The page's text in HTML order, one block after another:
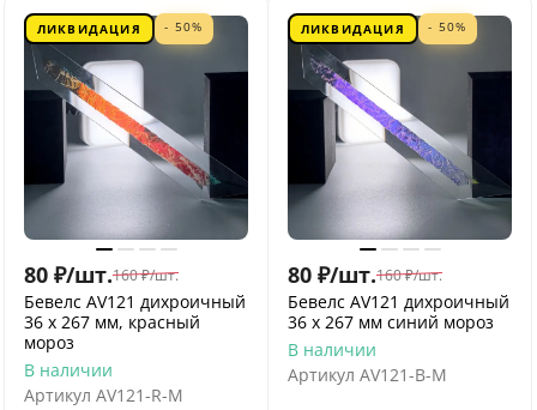
ЛИКВИДАЦИЯ - 50%
80 ₽/шт.160 ₽/шт.
Бевелс AV121 дихроичный
36 х 267 мм, красный
мороз
В наличии
Артикул AV121-R-M
ЛИКВИДАЦИЯ - 50%
80 ₽/шт.160 ₽/шт.
Бевелс AV121 дихроичный
36 х 267 мм синий мороз
В наличии
Артикул AV121-B-M